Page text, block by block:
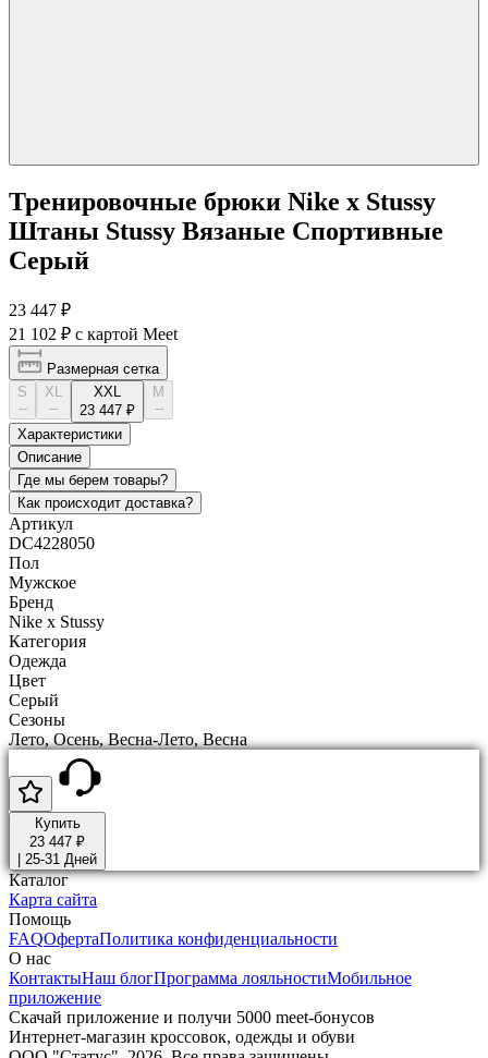
Тренировочные брюки Nike x Stussy
Штаны Stussy Вязаные Спортивные
Серый
23 447 ₽
21 102 ₽ с картой Meet
Размерная сетка
S
--
XL
--
XXL
23 447 ₽
М
--
Характеристики
Описание
Где мы берем товары?
Как происходит доставка?
Артикул
DC4228050
Пол
Мужское
Бренд
Nike x Stussy
Категория
Одежда
Цвет
Серый
Сезоны
Лето, Осень, Весна-Лето, Весна
Купить
23 447 ₽
25-31 Дней
Каталог
Карта сайта
Помощь
FAQОфертаПолитика конфиденциальности
О нас
КонтактыНаш блогПрограмма лояльностиМобильное
приложение
Скачай приложение и получи 5000 meet-бонусов
Интернет-магазин кроссовок, одежды и обуви